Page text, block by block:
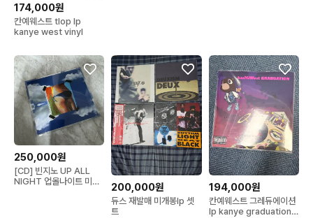
174,000원
칸예웨스트 tlop lp
kanye west vinyl
250,000원
[CD] 빈지노 UP ALL
NIGHT 업올나이트 미개
200,000원
듀스 재발매 미개봉lp 셋
트
194,000원
칸예웨스트 그레듀에이션
lp kanye graduation